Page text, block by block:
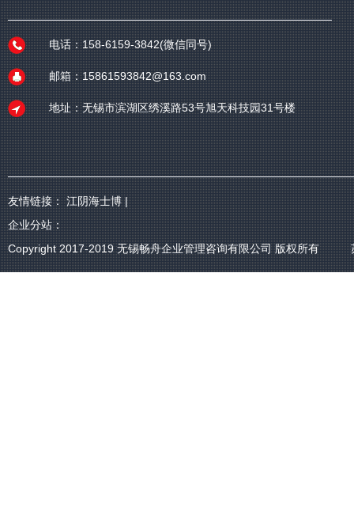
电话：158-6159-3842(微信同号)
邮箱：15861593842@163.com
地址：无锡市滨湖区绣溪路53号旭天科技园31号楼
友情链接：江阴海士博|
企业分站：
Copyright 2017-2019无锡畅舟企业管理咨询有限公司版权所有